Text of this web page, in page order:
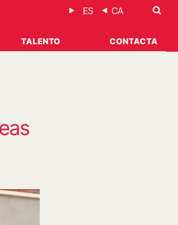
ES CA
TALENTO CONTACTA